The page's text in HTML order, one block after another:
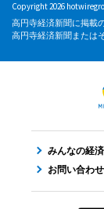
Copyright 2026
高円寺経済新聞に掲載
高円寺経済新聞または
みんなの経
お問い合わせ